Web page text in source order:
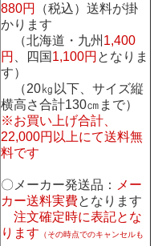
880円
（税込）送料が掛
かります
（北海道・九州 1,400
円
、四国 1,100円 となりま
す）
（20㎏以下、サイズ縦
横高さ合計130㎝まで）
※お買い上げ合計、
22,000円以上にて送料無
料です
〇メーカー発送品：
メー
カー送料実費となります
注文確定時に表記とな
ります （その時点でのキャンセルも